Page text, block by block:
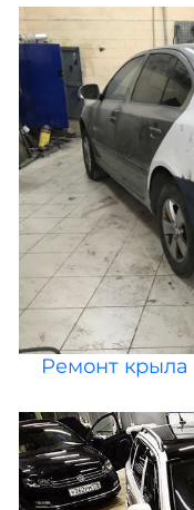
Ремонт крыла